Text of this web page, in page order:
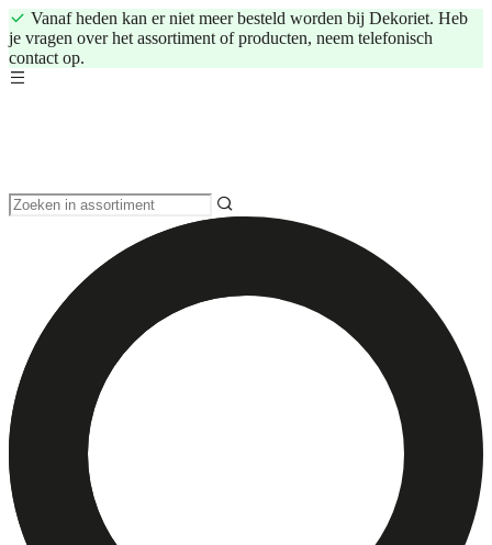
Vanaf heden kan er niet meer besteld worden bij Dekoriet. Heb
je vragen over het assortiment of producten, neem telefonisch
contact op.